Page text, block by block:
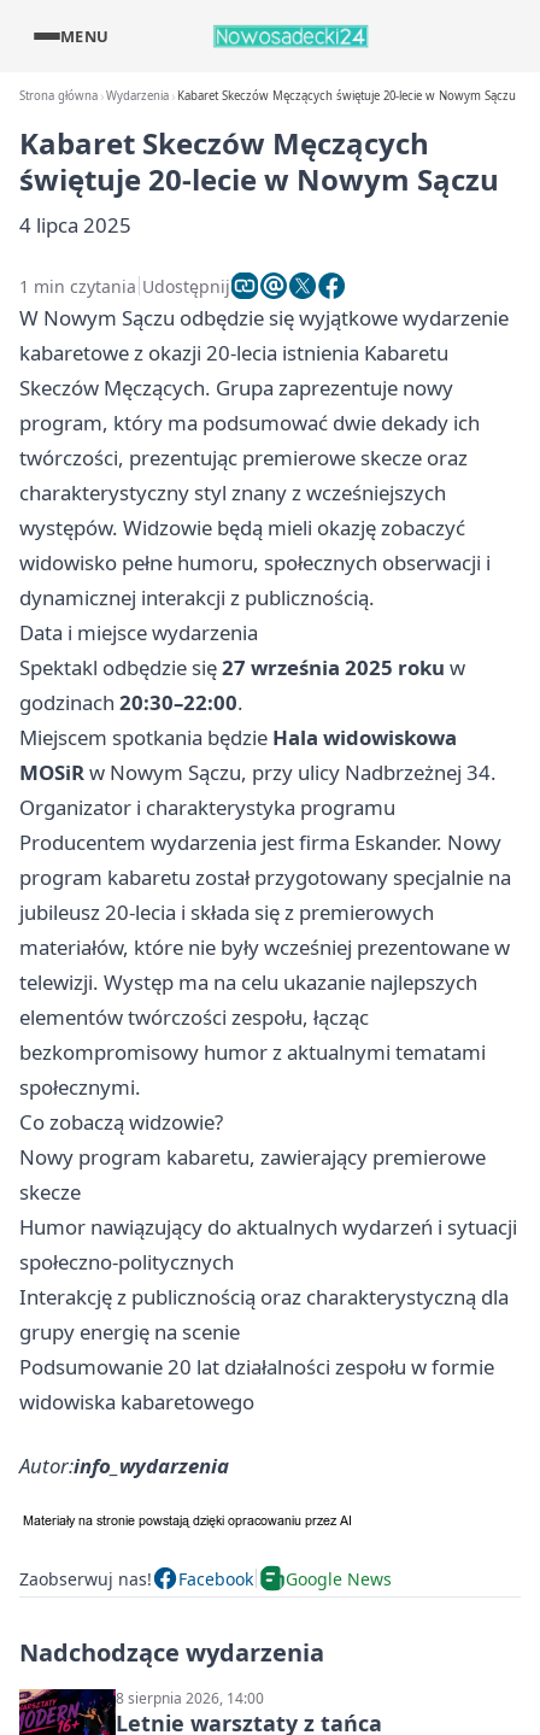
MENU
Strona główna Wydarzenia Kabaret Skeczów Męczących świętuje 20-lecie w Nowym Sączu
Kabaret Skeczów Męczących
świętuje 20-lecie w Nowym Sączu
4 lipca 2025
1 min czytania Udostępnij
W Nowym Sączu odbędzie się wyjątkowe wydarzenie
kabaretowe z okazji 20-lecia istnienia Kabaretu
Skeczów Męczących. Grupa zaprezentuje nowy
program, który ma podsumować dwie dekady ich
twórczości, prezentując premierowe skecze oraz
charakterystyczny styl znany z wcześniejszych
występów. Widzowie będą mieli okazję zobaczyć
widowisko pełne humoru, społecznych obserwacji i
dynamicznej interakcji z publicznością.
Data i miejsce wydarzenia
Spektakl odbędzie się27 września 2025 roku w
godzinach 20:30–22:00.
Miejscem spotkania będzie Hala widowiskowa
MOSiRw Nowym Sączu, przy ulicy Nadbrzeżnej 34.
Organizator i charakterystyka programu
Producentem wydarzenia jest firma Eskander. Nowy
program kabaretu został przygotowany specjalnie na
jubileusz 20-lecia i składa się z premierowych
materiałów, które nie były wcześniej prezentowane w
telewizji. Występ ma na celu ukazanie najlepszych
elementów twórczości zespołu, łącząc
bezkompromisowy humor z aktualnymi tematami
społecznymi.
Co zobaczą widzowie?
Nowy program kabaretu, zawierający premierowe
skecze
Humor nawiązujący do aktualnych wydarzeń i sytuacji
społeczno-politycznych
Interakcję z publicznością oraz charakterystyczną dla
grupy energię na scenie
Podsumowanie 20 lat działalności zespołu w formie
widowiska kabaretowego
Autor:info_wydarzenia
Zaobserwuj nas! Facebook Google News
Nadchodzące wydarzenia
8 sierpnia 2026, 14:00
Letnie warsztaty z tańca